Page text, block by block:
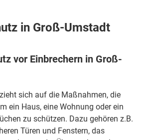
in Groß-Umstadt
vor Einbrechern in Groß-
sich auf die Maßnahmen, die
ein Haus, eine Wohnung oder ein
zu schützen. Dazu gehören z.B.
Türen und Fenstern, das